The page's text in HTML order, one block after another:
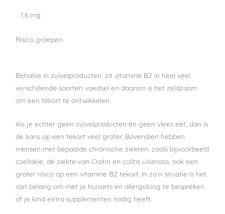
1,6 mg
Risico groepen
Behalve in zuivelproducten, zit vitamine B2 in heel veel
verschillende soorten voedsel en daarom is het zeldzaam
om een tekort te ontwikkelen.
Als je echter geen zuivelproducten én geen vlees eet, dan is
de kans op een tekort veel groter. Bovendien hebben
mensen met bepaalde chronische ziekten, zoals bijvoorbeeld
coeliakie, de ziekte van Crohn en colitis ulcerosa, ook een
groter risico op een vitamine B2 tekort. In zo’n situatie is het
van belang om met je huisarts en allergoloog te bespreken
of je kind extra supplementen nodig heeft.